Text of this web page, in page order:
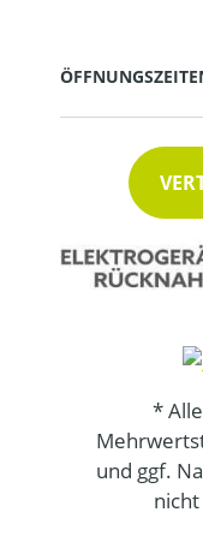
*
und ggf.